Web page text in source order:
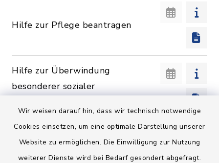
Wir weisen darauf hin, dass wir technisch notwendige
Cookies einsetzen, um eine optimale Darstellung unserer
Website zu ermöglichen. Die Einwilligung zur Nutzung
weiterer Dienste wird bei Bedarf gesondert abgefragt.
Hilfe zur Pflege beantragen
Hilfe zur Überwindung
besonderer sozialer
Hilfen zur Gesundheit
beantragen